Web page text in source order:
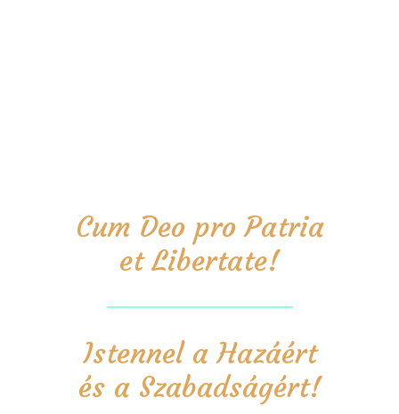
Cum Deo pro Patria
et Libertate!
Istennel a Hazáért
és a Szabadságért!